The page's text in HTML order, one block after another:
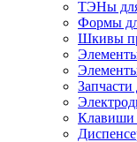
ТЭНы
Формы
Шкивы
Запчасти
Клавиши